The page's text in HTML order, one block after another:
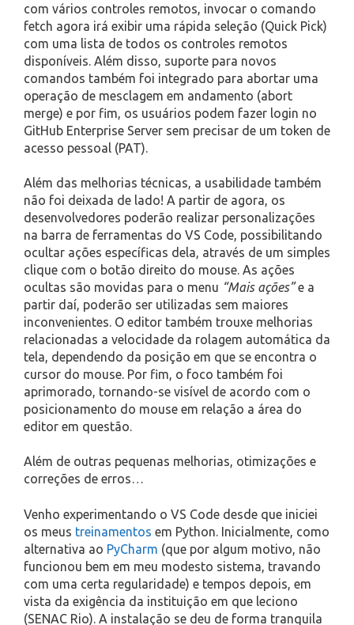
com vários controles remotos, invocar o comando
fetch agora irá exibir uma rápida seleção (Quick Pick)
com uma lista de todos os controles remotos
disponíveis. Além disso, suporte para novos
comandos também foi integrado para abortar uma
operação de mesclagem em andamento (abort
merge) e por fim, os usuários podem fazer login no
GitHub Enterprise Server sem precisar de um token de
acesso pessoal (PAT).
Além das melhorias técnicas, a usabilidade também
não foi deixada de lado! A partir de agora, os
desenvolvedores poderão realizar personalizações
na barra de ferramentas do VS Code, possibilitando
ocultar ações específicas dela, através de um simples
clique com o botão direito do mouse. As ações
ocultas são movidas para o menu “Mais ações”e a
partir daí, poderão ser utilizadas sem maiores
inconvenientes. O editor também trouxe melhorias
relacionadas a velocidade da rolagem automática da
tela, dependendo da posição em que se encontra o
cursor do mouse. Por fim, o foco também foi
aprimorado, tornando-se visível de acordo com o
posicionamento do mouse em relação a área do
editor em questão.
Além de outras pequenas melhorias, otimizações e
correções de erros…
Venho experimentando o VS Code desde que iniciei
os meus treinamentos em Python. Inicialmente, como
alternativa ao PyCharm (que por algum motivo, não
funcionou bem em meu modesto sistema, travando
com uma certa regularidade) e tempos depois, em
vista da exigência da instituição em que leciono
(SENAC Rio). A instalação se deu de forma tranquila